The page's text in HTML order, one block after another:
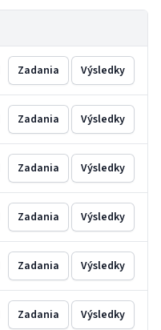
Zadania Výsledky
Zadania Výsledky
Zadania Výsledky
Zadania Výsledky
Zadania Výsledky
Zadania Výsledky